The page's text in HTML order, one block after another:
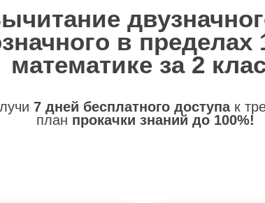
в пределах
математике за 2
7 дней бесплатного доступак
план прокачки знаний до 100%!